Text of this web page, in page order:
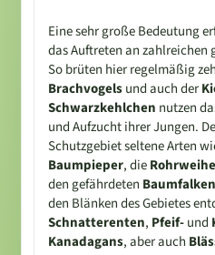
Eine sehr große Bedeutung
das Auftreten an zahlreichen
So brüten hier regelmäßig
Brachvogels und auch der
Schwarzkehlchen nutzen
und Aufzucht ihrer Jungen.
Schutzgebiet seltene Arten
Baumpieper, die Rohrweihe
den gefährdeten Baumfalken
den Blänken des Gebietes
Schnatterenten, Pfeif- und
Kanadagans, aber auch